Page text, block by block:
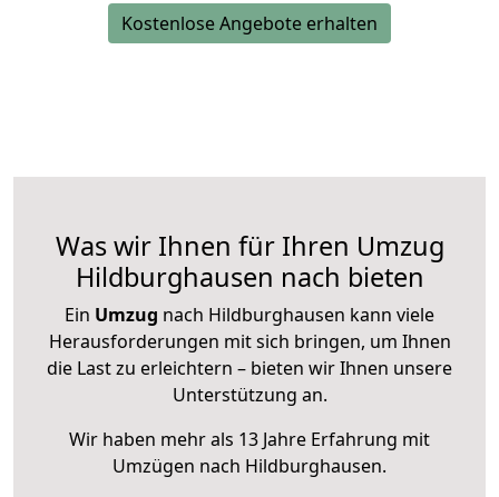
Kostenlose Angebote erhalten
Was wir Ihnen für Ihren Umzug
Hildburghausen nach bieten
Ein Umzug nach Hildburghausen kann viele
Herausforderungen mit sich bringen, um Ihnen
die Last zu erleichtern – bieten wir Ihnen unsere
Unterstützung an.
Wir haben mehr als 13 Jahre Erfahrung mit
Umzügen nach Hildburghausen.